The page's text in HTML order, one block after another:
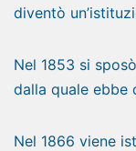
diventò
Nel 1853 si
dalla quale ebbe
Nel 1866 viene